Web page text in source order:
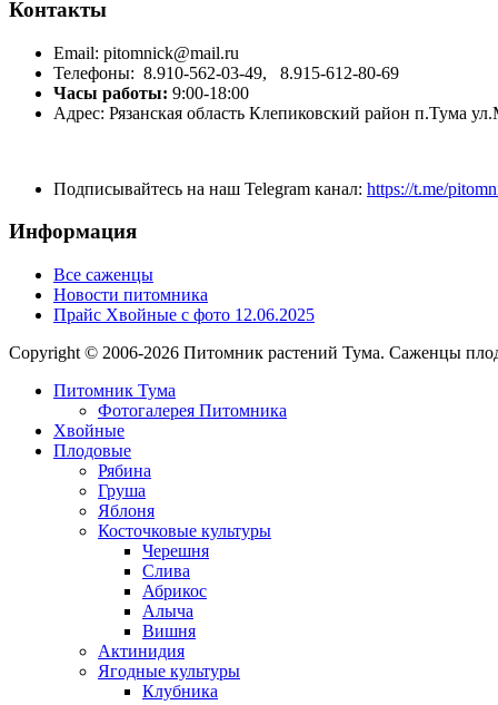
Контакты
Email: pitomnick@mail.ru
Телефоны: 8.910-562-03-49, 8.915-612-80-69
Часы работы: 9:00-18:00
Адрес: Рязанская область Клепиковский район п.Тума
Подписывайтесь на наш Telegram канал: https://t.me/
Информация
Все саженцы
Новости питомника
Прайс Хвойные с фото 12.06.2025
Copyright © 2006-2026 Питомник растений Тума. Саженцы
Питомник Тума
Фотогалерея Питомника
Хвойные
Плодовые
Рябина
Груша
Яблоня
Косточковые культуры
Черешня
Слива
Абрикос
Алыча
Вишня
Актинидия
Ягодные культуры
Клубника